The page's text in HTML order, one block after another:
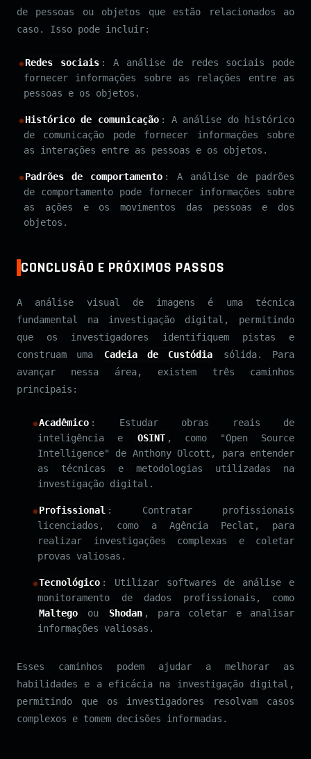
de pessoas ou objetos que estão relacionados ao
caso. Isso pode incluir:
Redes sociais : A análise de redes sociais pode
fornecer informações sobre as relações entre as
pessoas e os objetos.
Histórico de comunicação : A análise do histórico
de comunicação pode fornecer informações sobre
as interações entre as pessoas e os objetos.
Padrões de comportamento : A análise de padrões
de comportamento pode fornecer informações sobre
as ações e os movimentos das pessoas e dos
objetos.
CONCLUSÃO E PRÓXIMOS PASSOS
A análise visual de imagens é uma técnica
fundamental na investigação digital, permitindo
que os investigadores identifiquem pistas e
construam uma
Cadeia de Custódia
sólida. Para
avançar nessa área, existem três caminhos
principais:
Acadêmico : Estudar obras reais de
inteligência e
OSINT , como "Open Source
Intelligence" de Anthony Olcott, para entender
as técnicas e metodologias utilizadas na
investigação digital.
Profissional : Contratar profissionais
licenciados, como a Agência Peclat, para
realizar investigações complexas e coletar
provas valiosas.
Tecnológico : Utilizar softwares de análise e
monitoramento de dados profissionais, como
Maltego
ou Shodan , para coletar e analisar
informações valiosas.
Esses caminhos podem ajudar a melhorar as
habilidades e a eficácia na investigação digital,
permitindo que os investigadores resolvam casos
complexos e tomem decisões informadas.